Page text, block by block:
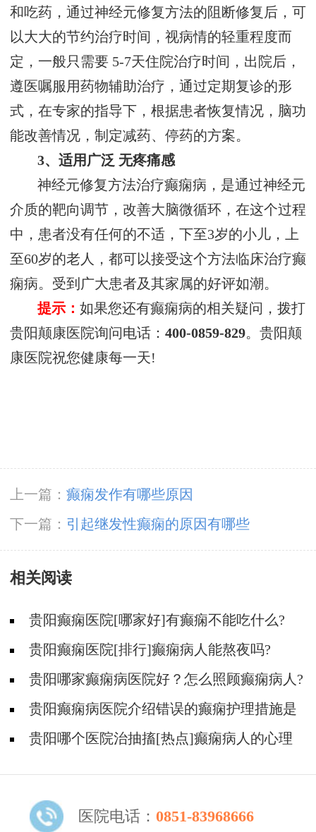
和吃药，通过神经元修复方法的阻断修复后，可
以大大的节约治疗时间，视病情的轻重程度而
定，一般只需要 5-7天住院治疗时间，出院后，
遵医嘱服用药物辅助治疗，通过定期复诊的形
式，在专家的指导下，根据患者恢复情况，脑功
能改善情况，制定减药、停药的方案。
3、适用广泛 无疼痛感
神经元修复方法治疗癫痫病，是通过神经元
介质的靶向调节，改善大脑微循环，在这个过程
中，患者没有任何的不适，下至3岁的小儿，上
至60岁的老人，都可以接受这个方法临床治疗癫
痫病。受到广大患者及其家属的好评如潮。
提示：如果您还有癫痫病的相关疑问，拨打
贵阳颠康医院询问电话： 400-0859-829。贵阳颠
康医院祝您健康每一天!
上一篇： 癫痫发作有哪些原因
下一篇： 引起继发性癫痫的原因有哪些
相关阅读
贵阳癫痫医院[哪家好]有癫痫不能吃什么?
贵阳癫痫医院[排行]癫痫病人能熬夜吗?
贵阳哪家癫痫病医院好？怎么照顾癫痫病人?
贵阳癫痫病医院介绍错误的癫痫护理措施是
哪些？
贵阳哪个医院治抽搐[热点]癫痫病人的心理
医院电话： 0851-83968666